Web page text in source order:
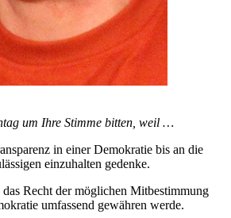
um Ihre Stimme bitten, weil …
in einer Demokratie bis an die
einzuhalten gedenke.
Recht der möglichen Mitbestimmung
umfassend gewähren werde.